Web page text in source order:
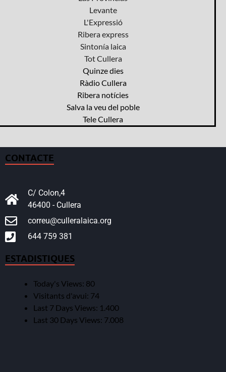
Levante
L'Expressió
Ribera express
Sintonía laica
Tot Cullera
Quinze dies
Ràdio Cullera
Ribera notícies
Salva la veu del poble
Tele Cullera
CONTACTE
C/ Colon,4
46400 - Cullera
correu@culleralaica.org
644 759 381
ESTADISTIQUES
Today's Views: 80
Visitants d'avui: 74
Last 7 Days Views: 1.400
Last 30 Days Views: 7.008